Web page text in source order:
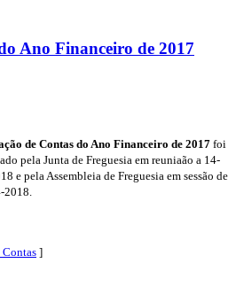
Ano Financeiro de 2017
de Contas do Ano Financeiro de 2017 foi
pela Junta de Freguesia em reuniaão a 14-
e pela Assembleia de Freguesia em sessão de
2018.
Contas ]